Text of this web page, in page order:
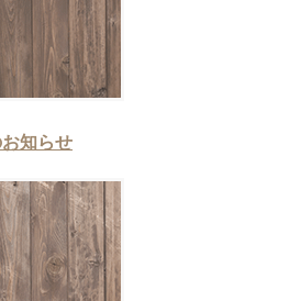
知らせ